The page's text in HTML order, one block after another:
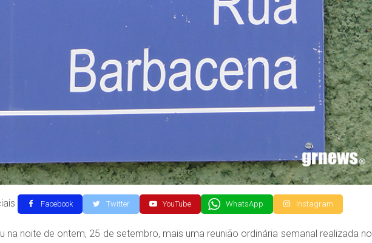
Facebook Twitter YouTube WhatsApp Instagram
na noite de ontem, 25 de setembro, mais uma reunião ordinária semanal realizada no